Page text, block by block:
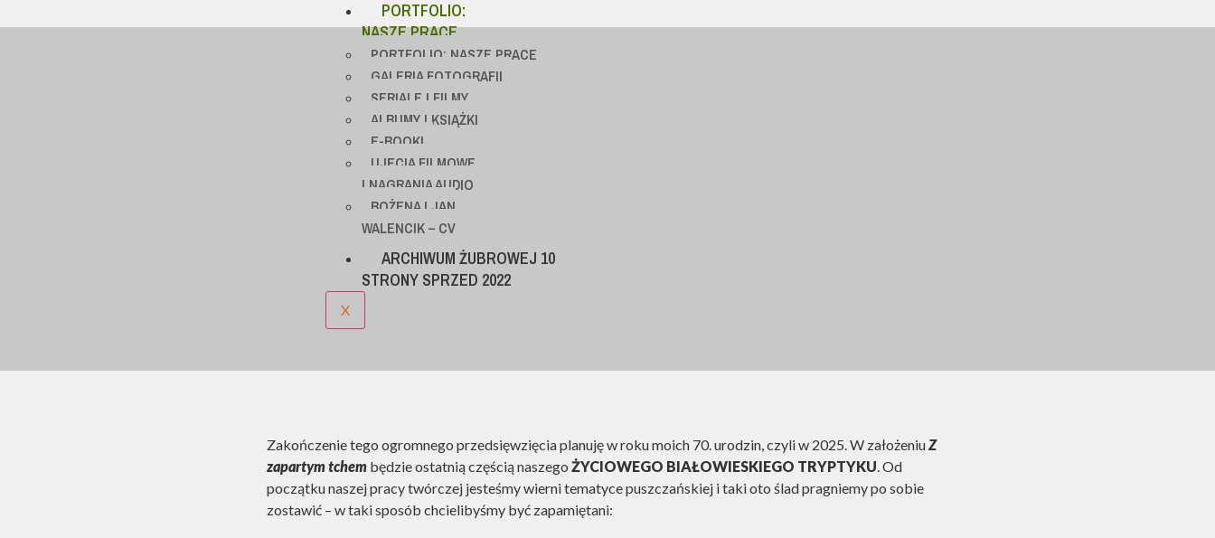
PORTFOLIO:
NASZE PRACE
PORTFOLIO: NASZE PRACE
GALERIA FOTOGRAFII
SERIALE I FILMY
ALBUMY I KSIĄŻKI
E-BOOKI
UJĘCIA FILMOWE
I NAGRANIA AUDIO
BOŻENA I JAN
WALENCIK – CV
ARCHIWUM ŻUBROWEJ 10
STRONY SPRZED 2022
X
Zakończenie tego ogromnego przedsięwzięcia planuję w roku moich 70. urodzin, czyli w 2025. W założeniuZ
zapartym tchem będzie ostatnią częścią naszegoŻYCIOWEGO BIAŁOWIESKIEGO TRYPTYKU. Od
początku naszej pracy twórczej jesteśmy wierni tematyce puszczańskiej i taki oto ślad pragniemy po sobie
zostawić – w taki sposób chcielibyśmy być zapamiętani: